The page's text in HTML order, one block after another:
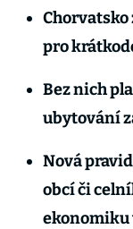
pro
Bez nich
ubytování
Nová
obcí či
ekonomiku